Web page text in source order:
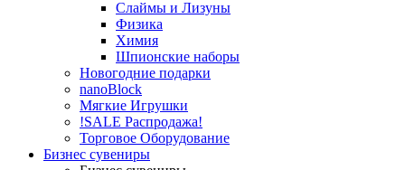
Слаймы и Лизуны
Физика
Химия
Шпионские наборы
Новогодние подарки
nanoBlock
Мягкие Игрушки
!SALE Распродажа!
Торговое Оборудование
Бизнес сувениры